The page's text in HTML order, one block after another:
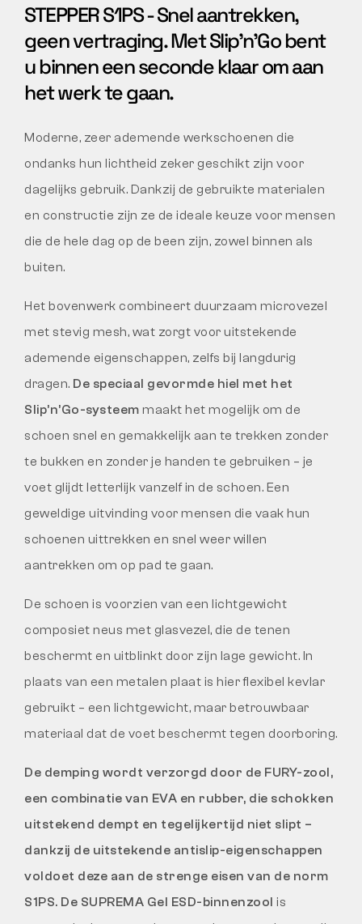
STEPPER S1PS - Snel aantrekken,
geen vertraging. Met Slip’n’Go bent
u binnen een seconde klaar om aan
het werk te gaan.
Moderne, zeer ademende werkschoenen die
ondanks hun lichtheid zeker geschikt zijn voor
dagelijks gebruik. Dankzij de gebruikte materialen
en constructie zijn ze de ideale keuze voor mensen
die de hele dag op de been zijn, zowel binnen als
buiten.
Het bovenwerk combineert duurzaam microvezel
met stevig mesh, wat zorgt voor uitstekende
ademende eigenschappen, zelfs bij langdurig
dragen. De speciaal gevormde hiel met het
Slip’n’Go-systeem maakt het mogelijk om de
schoen snel en gemakkelijk aan te trekken zonder
te bukken en zonder je handen te gebruiken – je
voet glijdt letterlijk vanzelf in de schoen. Een
geweldige uitvinding voor mensen die vaak hun
schoenen uittrekken en snel weer willen
aantrekken om op pad te gaan.
De schoen is voorzien van een lichtgewicht
composiet neus met glasvezel, die de tenen
beschermt en uitblinkt door zijn lage gewicht. In
plaats van een metalen plaat is hier flexibel kevlar
gebruikt – een lichtgewicht, maar betrouwbaar
materiaal dat de voet beschermt tegen doorboring.
De demping wordt verzorgd door de FURY-zool,
een combinatie van EVA en rubber, die schokken
uitstekend dempt en tegelijkertijd niet slipt –
dankzij de uitstekende antislip-eigenschappen
voldoet deze aan de strenge eisen van de norm
S1PS. De SUPREMA Gel ESD-binnenzool is